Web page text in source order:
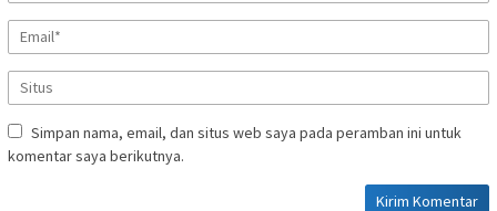
Simpan nama, email, dan situs web saya pada peramban ini untuk
komentar saya berikutnya.